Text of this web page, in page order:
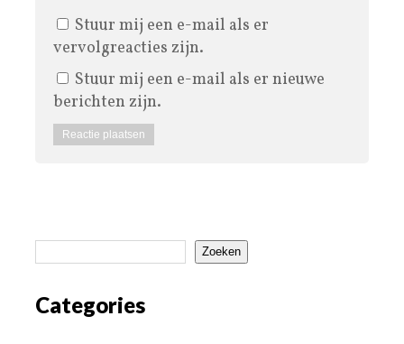
Stuur mij een e-mail als er
vervolgreacties zijn.
Stuur mij een e-mail als er nieuwe
berichten zijn.
Zoeken
Categories